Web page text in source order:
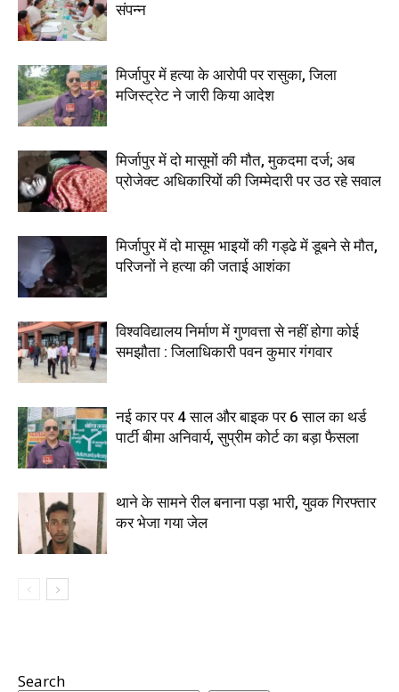
संपन्न
मिर्जापुर में हत्या के आरोपी पर रासुका, जिला
मजिस्ट्रेट ने जारी किया आदेश
मिर्जापुर में दो मासूमों की मौत, मुकदमा दर्ज; अब
प्रोजेक्ट अधिकारियों की जिम्मेदारी पर उठ रहे सवाल
मिर्जापुर में दो मासूम भाइयों की गड्ढे में डूबने से मौत,
परिजनों ने हत्या की जताई आशंका
विश्वविद्यालय निर्माण में गुणवत्ता से नहीं होगा कोई
समझौता : जिलाधिकारी पवन कुमार गंगवार
नई कार पर 4 साल और बाइक पर 6 साल का थर्ड
पार्टी बीमा अनिवार्य, सुप्रीम कोर्ट का बड़ा फैसला
थाने के सामने रील बनाना पड़ा भारी, युवक गिरफ्तार
कर भेजा गया जेल
Search